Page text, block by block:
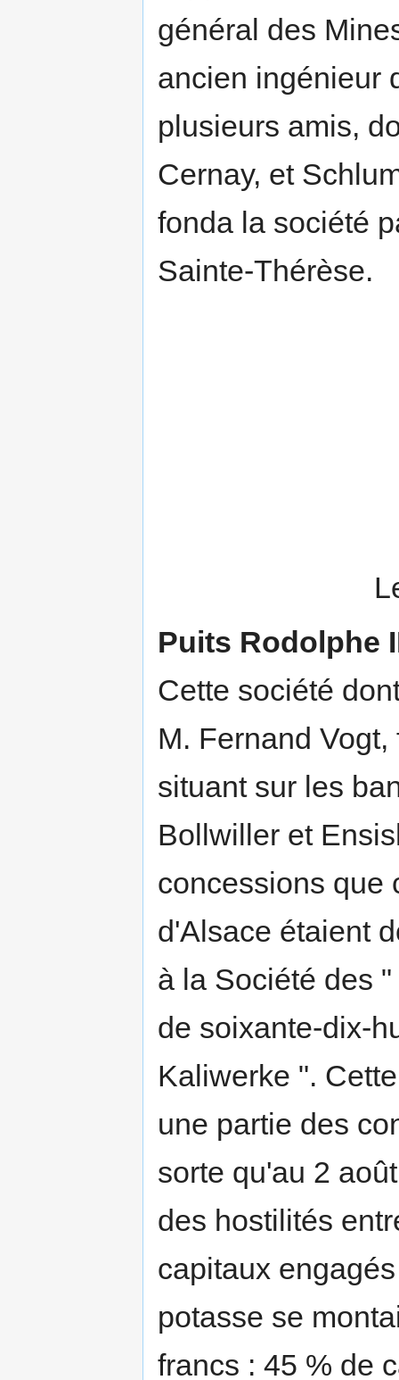
général des
ancien ingénieur
plusieurs amis,
Cernay, et
fonda la société
Sainte-Thérèse.
Puits Rodolphe
Cette société
M. Fernand
situant sur les
Bollwiller et
concessions que
d'Alsace étaient
à la Société des
de soixante-dix-
Kaliwerke ".
une partie des
sorte qu'au 2
des hostilités
capitaux
potasse se
francs : 45 % de